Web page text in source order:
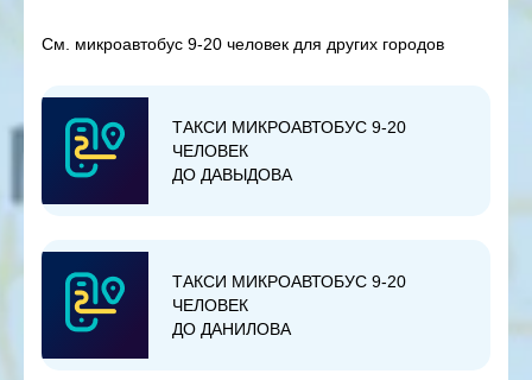
См. микроавтобус 9-20 человек для других городов
ТАКСИ МИКРОАВТОБУС 9-20
ЧЕЛОВЕК
ДО ДАВЫДОВА
ТАКСИ МИКРОАВТОБУС 9-20
ЧЕЛОВЕК
ДО ДАНИЛОВА